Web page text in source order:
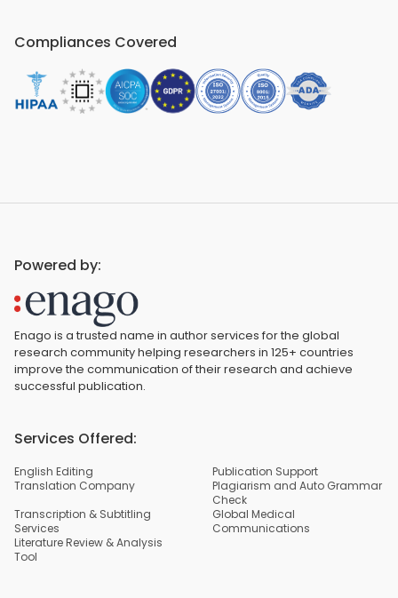
Compliances Covered
Powered by:
Enago is a trusted name in author services for the global
research community helping researchers in 125+ countries
improve the communication of their research and achieve
successful publication.
Services Offered:
English Editing
Publication Support
Translation Company
Plagiarism and Auto Grammar
Check
Transcription & Subtitling
Services
Global Medical
Communications
Literature Review & Analysis
Tool